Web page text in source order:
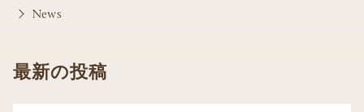
News
最新の投稿